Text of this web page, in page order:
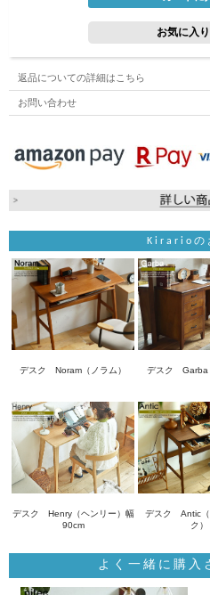
返品についての詳細はこちら
お問い合わせ
Kirarioの
デスク Noram（ノラム） デスク Garba
デスク Henry（ヘンリー）幅
90cm
デスク Antic（
ク）
よく一緒に購入